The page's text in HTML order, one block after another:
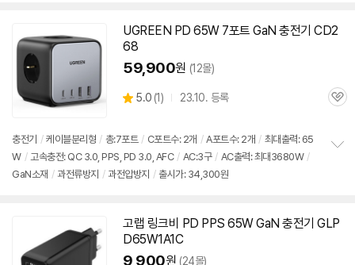
기
UGREEN PD 65W7포트 GaN 충전기 CD2
68
59,900원 (12몰)
별
5.0 (상
1) 23.10. 등록
관
충전기 / 케이블분리형 / 총:7포트 / C포트수: 2개 / A포트수: 2개 / 최대출력: 65
W / 고속충전: QC 3.0, PPS, PD 3.0, AFC / AC:3구 / AC출력: 최대3680W /
GaN소재 / 과전류방지 / 과전압방지 / 출시가: 34,300원
기
고랩 링크비 PD PPS 65WGaN 충전기 GLP
D65W1A1C
9,900원 (24몰)